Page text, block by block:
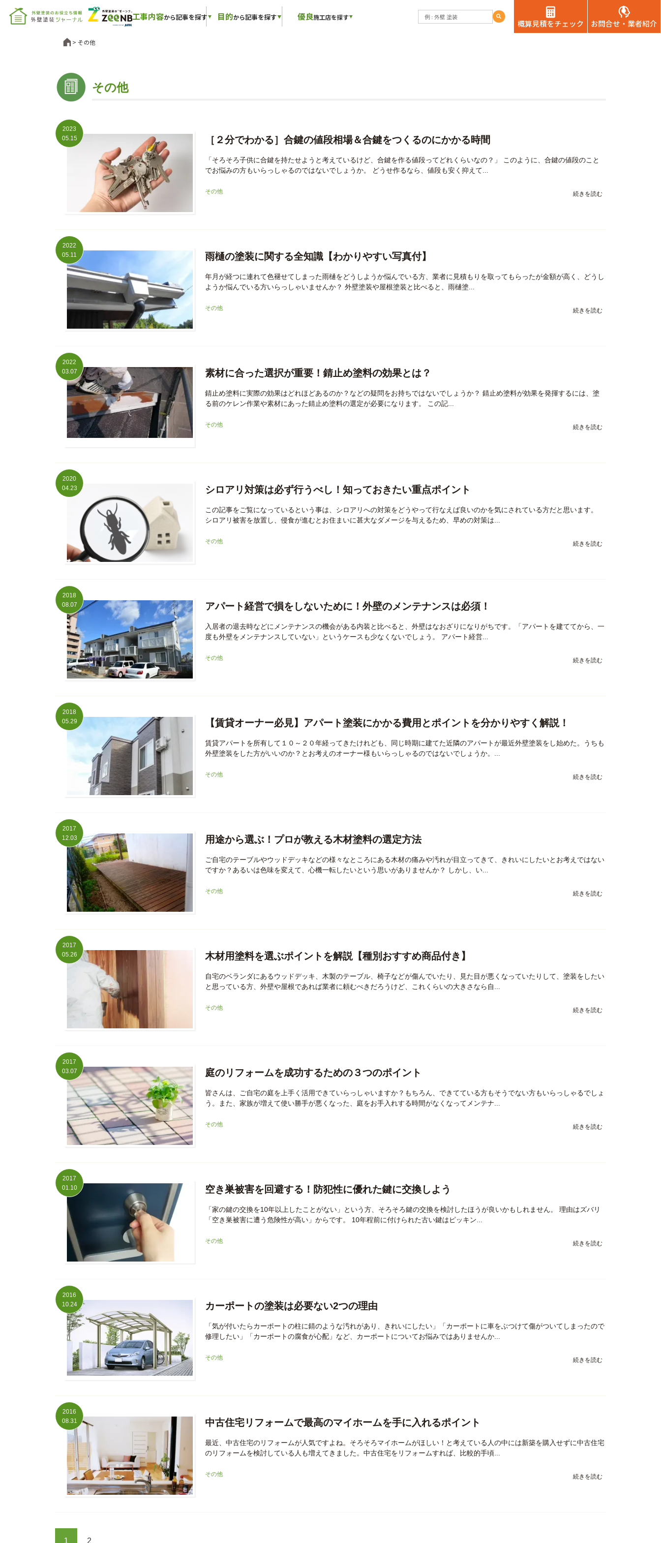
工事内容から記事を探す 目的から記事を探す 優良施工店を探す
概算見積をチェック お問合せ・業者紹介
その他
その他
2023
05.15
［２分でわかる］合鍵の値段相場＆合鍵をつくるのにかかる時間
「そろそろ子供に合鍵を持たせようと考えているけど、合鍵を作る値段ってどれくらいなの？」 このように、合鍵の値段のこと
でお悩みの方もいらっしゃるのではないでしょうか。 どうせ作るなら、値段も安く抑えて...
続きを読む
その他
2022
05.11
雨樋の塗装に関する全知識【わかりやすい写真付】
年月が経つに連れて色褪せてしまった雨樋をどうしようか悩んでいる方、業者に見積もりを取ってもらったが金額が高く、どうし
ようか悩んでいる方いらっしゃいませんか？ 外壁塗装や屋根塗装と比べると、雨樋塗...
続きを読む
その他
2022
03.07
素材に合った選択が重要！錆止め塗料の効果とは？
錆止め塗料に実際の効果はどれほどあるのか？などの疑問をお持ちではないでしょうか？ 錆止め塗料が効果を発揮するには、塗
る前のケレン作業や素材にあった錆止め塗料の選定が必要になります。 この記...
続きを読む
その他
2020
04.23
シロアリ対策は必ず行うべし！知っておきたい重点ポイント
この記事をご覧になっているという事は、シロアリへの対策をどうやって行なえば良いのかを気にされている方だと思います。
シロアリ被害を放置し、侵食が進むとお住まいに甚大なダメージを与えるため、早めの対策は...
続きを読む
その他
2018
08.07
アパート経営で損をしないために！外壁のメンテナンスは必須！
入居者の退去時などにメンテナンスの機会がある内装と比べると、外壁はなおざりになりがちです。「アパートを建ててから、一
度も外壁をメンテナンスしていない」というケースも少なくないでしょう。 アパート経営...
続きを読む
その他
2018
05.29
【賃貸オーナー必見】アパート塗装にかかる費用とポイントを分かりやすく解説！
賃貸アパートを所有して１０～２０年経ってきたけれども、同じ時期に建てた近隣のアパートが最近外壁塗装をし始めた。うちも
外壁塗装をした方がいいのか？とお考えのオーナー様もいらっしゃるのではないでしょうか。...
続きを読む
その他
2017
12.03
用途から選ぶ！プロが教える木材塗料の選定方法
ご自宅のテーブルやウッドデッキなどの様々なところにある木材の痛みや汚れが目立ってきて、きれいにしたいとお考えではない
ですか？あるいは色味を変えて、心機一転したいという思いがありませんか？ しかし、い...
続きを読む
その他
2017
05.26
木材用塗料を選ぶポイントを解説【種別おすすめ商品付き】
自宅のベランダにあるウッドデッキ、木製のテーブル、椅子などが傷んでいたり、見た目が悪くなっていたりして、塗装をしたい
と思っている方、外壁や屋根であれば業者に頼むべきだろうけど、これくらいの大きさなら自...
続きを読む
その他
2017
03.07
庭のリフォームを成功するための３つのポイント
皆さんは、ご自宅の庭を上手く活用できていらっしゃいますか？もちろん、できてている方もそうでない方もいらっしゃるでしょ
う。また、家族が増えて使い勝手が悪くなった、庭をお手入れする時間がなくなってメンテナ...
続きを読む
その他
2017
01.10
空き巣被害を回避する！防犯性に優れた鍵に交換しよう
「家の鍵の交換を10年以上したことがない」という方、そろそろ鍵の交換を検討したほうが良いかもしれません。 理由はズバリ
「空き巣被害に遭う危険性が高い」からです。 10年程前に付けられた古い鍵はピッキン...
続きを読む
その他
2016
10.24
カーポートの塗装は必要ない2つの理由
「気が付いたらカーポートの柱に錆のような汚れがあり、きれいにしたい」「カーポートに車をぶつけて傷がついてしまったので
修理したい」「カーポートの腐食が心配」など、カーポートについてお悩みではありませんか...
続きを読む
その他
2016
08.31
中古住宅リフォームで最高のマイホームを手に入れるポイント
最近、中古住宅のリフォームが人気ですよね。そろそろマイホームがほしい！と考えている人の中には新築を購入せずに中古住宅
のリフォームを検討している人も増えてきました。中古住宅をリフォームすれば、比較的手頃...
続きを読む
その他
1 2